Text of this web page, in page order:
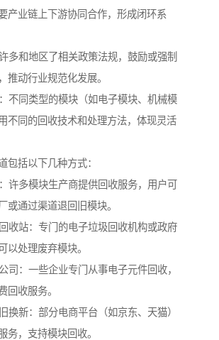
产业链上下游协同合作，形成闭环系
多和地区了相关政策法规，鼓励或强制
推动行业规范化发展。
不同类型的模块（如电子模块、机械模
不同的回收技术和处理方法，体现灵活
包括以下几种方式：
许多模块生产商提供回收服务，用户可
或通过渠道退回旧模块。
收站：专门的电子垃圾回收机构或政府
以处理废弃模块。
司：一些企业专门从事电子元件回收，
回收服务。
换新：部分电商平台（如京东、天猫）
务，支持模块回收。